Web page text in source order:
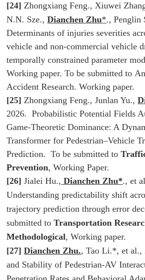
[24] Zhongxiang Feng., Xiuwei
N.N. Sze.,Dianchen Zhu*., Penglin
Determinants of injuries severities
vehicle and non-commercial vehicle
temporally constrained parameter
Working paper. To be submitted to
Accident Research. Working paper.
[25]Zhongxiang Feng., Junlan Yu.,
2026. Probabilistic Potential Fields
Game-Theoretic Dominance: A
Transformer for Pedestrian–Vehicle
Prediction. To be submitted to
Prevention, Working Paper.
[26] Jialei Hu., Dianchen Zhu*., et
Understanding predictability shift
trajectory prediction through error
submitted toTransportation
Methodological, Working paper.
[27] Dianchen Zhu., Tao Li.*, et al.,
and Stability of Pedestrian-AV